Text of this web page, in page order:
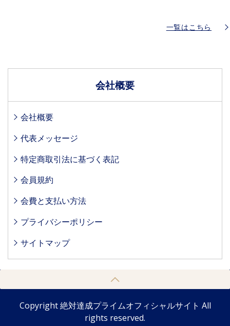
一覧はこちら
会社概要
会社概要
代表メッセージ
特定商取引法に基づく表記
会員規約
会費と支払い方法
プライバシーポリシー
サイトマップ
Copyright 絶対達成プライムオフィシャルサイト All
rights reserved.